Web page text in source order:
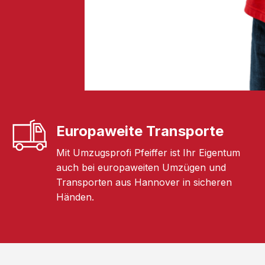
Europaweite Transporte
Mit Umzugsprofi Pfeiffer ist Ihr Eigentum
auch bei europaweiten Umzügen und
Transporten aus Hannover in sicheren
Händen.